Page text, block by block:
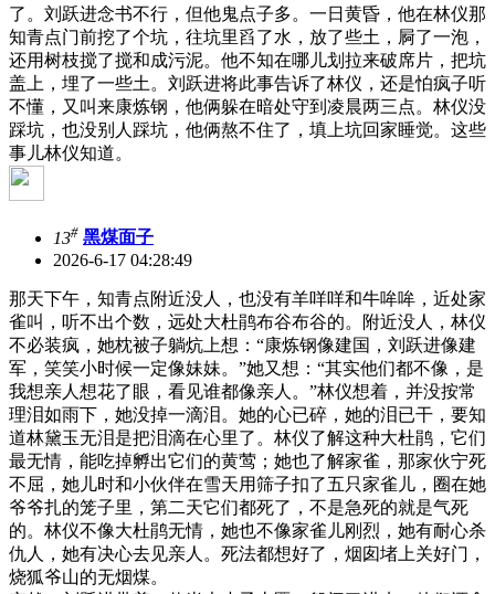
了。刘跃进念书不行，但他鬼点子多。一日黄昏，他在林仪那
知青点门前挖了个坑，往坑里舀了水，放了些土，屙了一泡，
还用树枝搅了搅和成污泥。他不知在哪儿划拉来破席片，把坑
盖上，埋了一些土。刘跃进将此事告诉了林仪，还是怕疯子听
不懂，又叫来康炼钢，他俩躲在暗处守到凌晨两三点。林仪没
踩坑，也没别人踩坑，他俩熬不住了，填上坑回家睡觉。这些
事儿林仪知道。
13# 黑煤面子
2026-6-17 04:28:49
那天下午，知青点附近没人，也没有羊咩咩和牛哞哞，近处家
雀叫，听不出个数，远处大杜鹃布谷布谷的。附近没人，林仪
不必装疯，她枕被子躺炕上想：“康炼钢像建国，刘跃进像建
军，笑笑小时候一定像妹妹。”她又想：“其实他们都不像，是
我想亲人想花了眼，看见谁都像亲人。”林仪想着，并没按常
理泪如雨下，她没掉一滴泪。她的心已碎，她的泪已干，要知
道林黛玉无泪是把泪滴在心里了。林仪了解这种大杜鹃，它们
最无情，能吃掉孵出它们的黄莺；她也了解家雀，那家伙宁死
不屈，她儿时和小伙伴在雪天用筛子扣了五只家雀儿，圈在她
爷爷扎的笼子里，第二天它们都死了，不是急死的就是气死
的。林仪不像大杜鹃无情，她也不像家雀儿刚烈，她有耐心杀
仇人，她有决心去见亲人。死法都想好了，烟囱堵上关好门，
烧狐爷山的无烟煤。